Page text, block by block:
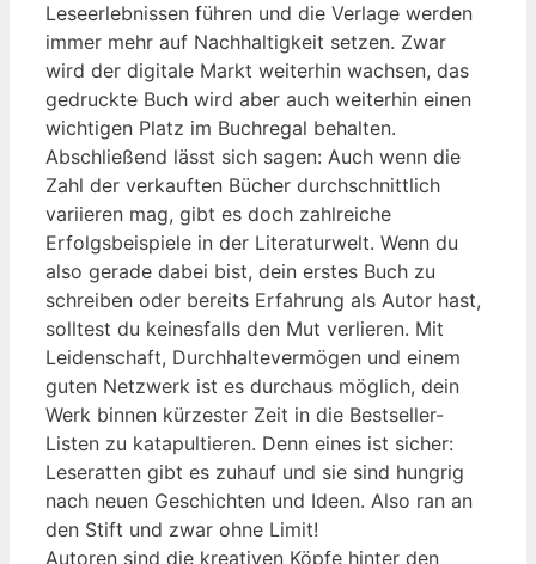
Leseerlebnissen führen und die Verlage werden
immer mehr auf Nachhaltigkeit setzen. Zwar
wird der digitale Markt weiterhin wachsen, das
gedruckte Buch wird aber auch weiterhin einen
wichtigen Platz im Buchregal behalten.
Abschließend lässt sich sagen: Auch wenn die
Zahl der verkauften Bücher durchschnittlich
variieren mag, gibt es doch zahlreiche
Erfolgsbeispiele in der Literaturwelt. Wenn du
also gerade dabei bist, dein erstes Buch zu
schreiben oder bereits Erfahrung als Autor hast,
solltest du keinesfalls den Mut verlieren. Mit
Leidenschaft, Durchhaltevermögen und einem
guten Netzwerk ist es durchaus möglich, dein
Werk binnen kürzester Zeit in die Bestseller-
Listen zu katapultieren. Denn eines ist sicher:
Leseratten gibt es zuhauf und sie sind hungrig
nach neuen Geschichten und Ideen. Also ran an
den Stift und zwar ohne Limit!
Autoren⁣ sind die‍ kreativen‌ Köpfe⁤ hinter‌ den